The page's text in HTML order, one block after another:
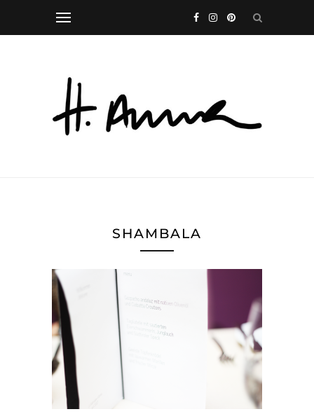
SHAMBALA